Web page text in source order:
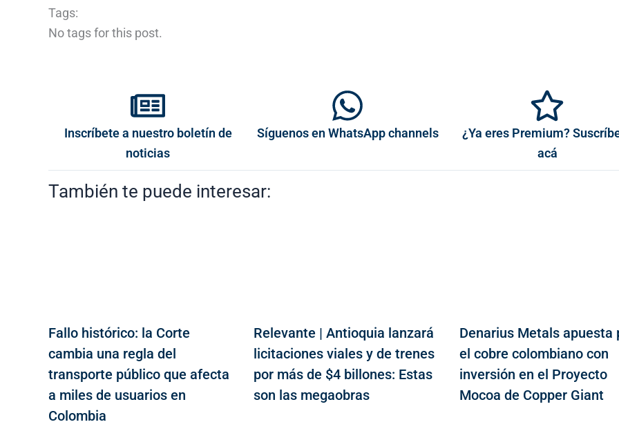
Tags:
No tags for this post.
Inscríbete a nuestro boletín de
noticias
Síguenos en WhatsApp channels
¿Ya eres Premium?
acá
También te puede interesar:
Fallo histórico: la Corte
cambia una regla del
transporte público que afecta
a miles de usuarios en
Colombia
Relevante | Antioquia lanzará
licitaciones viales y de trenes
por más de $4 billones: Estas
son las megaobras
Denarius Metals apuesta
el cobre colombiano con
inversión en el Proyecto
Mocoa de Copper Giant